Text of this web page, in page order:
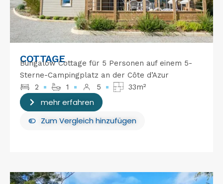
COTTAGE
Bungalow Cottage für 5 Personen auf einem 5-
Sterne-Campingplatz an der Côte d’Azur
2
1 5 33m²
mehr erfahren
Zum Vergleich hinzufügen